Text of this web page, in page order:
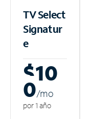
TV Select
Signatur
e
$10
0/mo
por 1 año